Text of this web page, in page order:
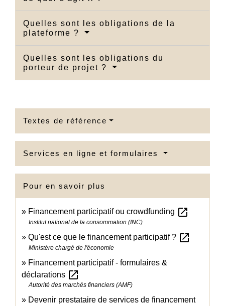
Quelles sont les obligations de la
plateforme ?
Quelles sont les obligations du
porteur de projet ?
Textes de référence
Services en ligne et formulaires
Pour en savoir plus
Financement participatif ou crowdfunding open_in_new
Institut national de la consommation (INC)
Qu'est ce que le financement participatif ? open_in_new
Ministère chargé de l'économie
Financement participatif - formulaires &
déclarations open_in_new
Autorité des marchés financiers (AMF)
Devenir prestataire de services de financement